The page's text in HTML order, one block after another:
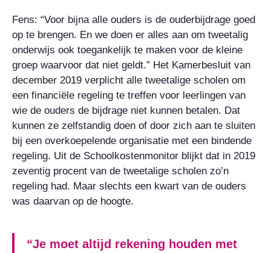
Fens: “Voor bijna alle ouders is de ouderbijdrage goed
op te brengen. En we doen er alles aan om tweetalig
onderwijs ook toegankelijk te maken voor de kleine
groep waarvoor dat niet geldt.” Het Kamerbesluit van
december 2019 verplicht alle tweetalige scholen om
een financiële regeling te treffen voor leerlingen van
wie de ouders de bijdrage niet kunnen betalen. Dat
kunnen ze zelfstandig doen of door zich aan te sluiten
bij een overkoepelende organisatie met een bindende
regeling. Uit de Schoolkostenmonitor blijkt dat in 2019
zeventig procent van de tweetalige scholen zo’n
regeling had. Maar slechts een kwart van de ouders
was daarvan op de hoogte.
“Je moet altijd rekening houden met